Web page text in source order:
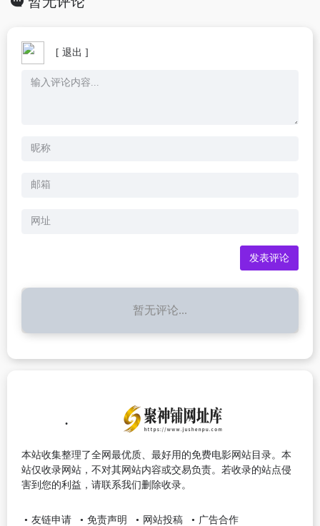
[ 退出 ]
暂无评论...
本站收集整理了全网最优质、最好用的免费电影网站目录。本
站仅收录网站，不对其网站内容或交易负责。若收录的站点侵
害到您的利益，请联系我们删除收录。
友链申请 免责声明 网站投稿 广告合作